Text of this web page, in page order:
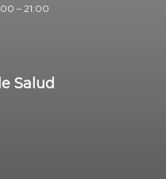
– 21:00
Salud